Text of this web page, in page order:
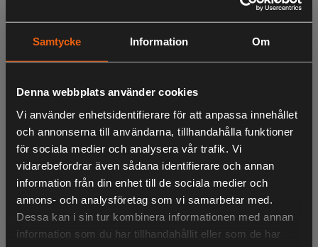
Samtycke Information Om
Denna webbplats använder cookies
Vi använder enhetsidentifierare för att anpassa innehållet
och annonserna till användarna, tillhandahålla funktioner
för sociala medier och analysera vår trafik. Vi
vidarebefordrar även sådana identifierare och annan
information från din enhet till de sociala medier och
annons- och analysföretag som vi samarbetar med.
Dessa kan i sin tur kombinera informationen med annan
information som du har tillhandahållit eller som de har
Trejon reserverar sig för att produkten/produkterna på bild
LIKNANDE PRODUKTER
KÖPS OFTA TILLSAMMANS